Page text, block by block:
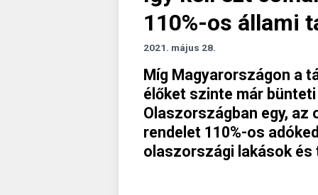
110%-os állami
2021. május 28.
Míg Magyarországon a
élőket szinte már
Olaszországban egy,
rendelet 110%-os
olaszországi lakások